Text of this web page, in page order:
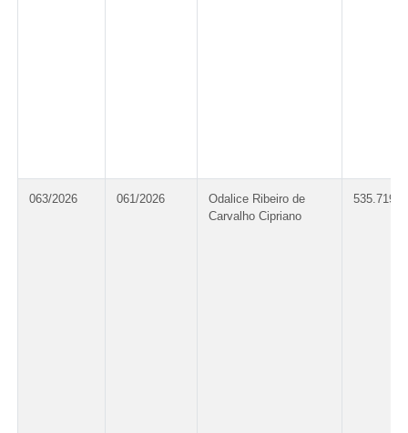
063/2026 061/2026
Odalice Ribeiro de
Carvalho Cipriano